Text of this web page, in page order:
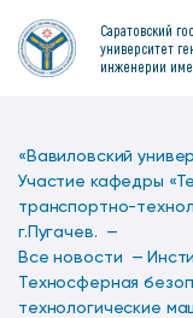
Саратовский
университет
инженерии
«Вавиловский
Участие кафедры
транспортно-
г.Пугачев. —
Все новости —
Техносферная
технологические